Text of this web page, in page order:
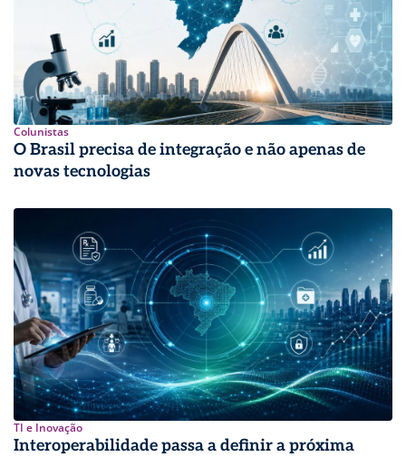
Colunistas
O Brasil precisa de integração e não apenas de
novas tecnologias
TI e Inovação
Interoperabilidade passa a definir a próxima